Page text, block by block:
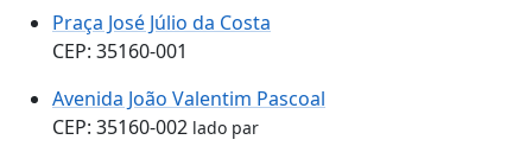
Praça José Júlio da Costa
CEP: 35160-001
Avenida João Valentim Pascoal
CEP: 35160-002 lado par